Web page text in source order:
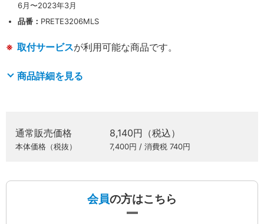
6月〜2023年3月
品番： PRETE3206MLS
取付サービスが利用可能な商品です。
商品詳細を見る
通常販売価格 8,140円（税込）
本体価格（税抜） 7,400円 / 消費税 740円
会員の方はこちら